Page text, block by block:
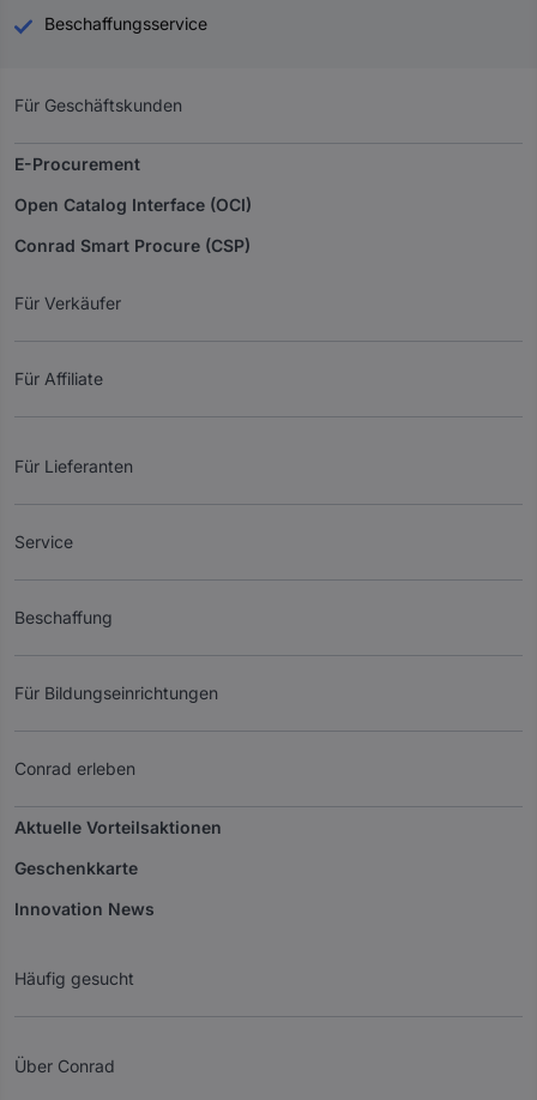
Beschaffungsservice
Für Geschäftskunden
E-Procurement
Open Catalog Interface (OCI)
Conrad Smart Procure (CSP)
Für Verkäufer
Für Affiliate
Für Lieferanten
Service
Beschaffung
Für Bildungseinrichtungen
Conrad erleben
Aktuelle Vorteilsaktionen
Geschenkkarte
Innovation News
Häufig gesucht
Über Conrad